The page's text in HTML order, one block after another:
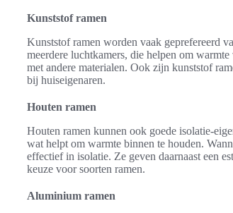
Kunststof ramen
Kunststof ramen worden vaak geprefereerd
meerdere luchtkamers, die helpen om
met andere materialen. Ook zijn kunststof
bij huiseigenaren.
Houten ramen
Houten ramen kunnen ook goede isolatie-
wat helpt om warmte binnen te houden.
effectief in isolatie. Ze geven daarnaast een
keuze voor soorten ramen.
Aluminium ramen